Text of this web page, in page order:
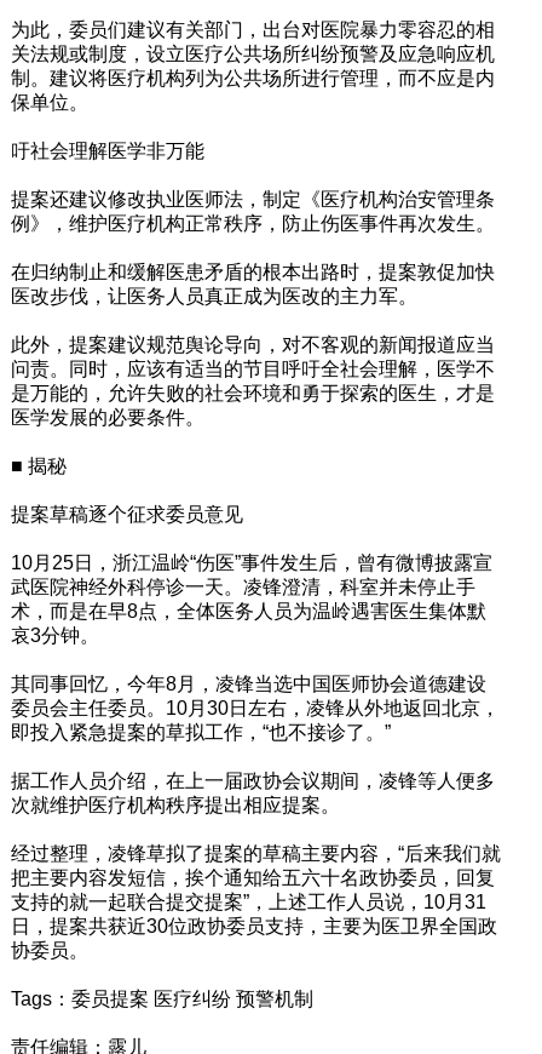
为此，委员们建议有关部门，出台对医院暴力零容忍的相
关法规或制度，设立医疗公共场所纠纷预警及应急响应机
制。建议将医疗机构列为公共场所进行管理，而不应是内
保单位。
吁社会理解医学非万能
提案还建议修改执业医师法，制定《医疗机构治安管理条
例》，维护医疗机构正常秩序，防止伤医事件再次发生。
在归纳制止和缓解医患矛盾的根本出路时，提案敦促加快
医改步伐，让医务人员真正成为医改的主力军。
此外，提案建议规范舆论导向，对不客观的新闻报道应当
问责。同时，应该有适当的节目呼吁全社会理解，医学不
是万能的，允许失败的社会环境和勇于探索的医生，才是
医学发展的必要条件。
■ 揭秘
提案草稿逐个征求委员意见
10月25日，浙江温岭“伤医”事件发生后，曾有微博披露宣
武医院神经外科停诊一天。凌锋澄清，科室并未停止手
术，而是在早8点，全体医务人员为温岭遇害医生集体默
哀3分钟。
其同事回忆，今年8月，凌锋当选中国医师协会道德建设
委员会主任委员。10月30日左右，凌锋从外地返回北京，
即投入紧急提案的草拟工作，“也不接诊了。”
据工作人员介绍，在上一届政协会议期间，凌锋等人便多
次就维护医疗机构秩序提出相应提案。
经过整理，凌锋草拟了提案的草稿主要内容，“后来我们就
把主要内容发短信，挨个通知给五六十名政协委员，回复
支持的就一起联合提交提案”，上述工作人员说，10月31
日，提案共获近30位政协委员支持，主要为医卫界全国政
协委员。
Tags：委员提案 医疗纠纷 预警机制
责任编辑：露儿